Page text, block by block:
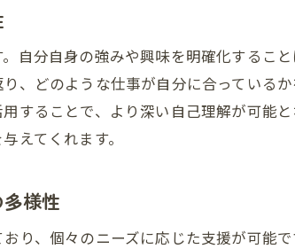
就労支援によるスキルマッチングの効果
職業訓練施設でのスキル研修の流れ
就労支援の成功事例から学ぶスキル向上法
自分に合ったスキルアップ計画の策定
業界トレンドに基づくスキル開発の重要性
就労支援で習得する実践的スキルとは
自分自身の強みや興味を明確化するこ
、どのような仕事が自分に合っている
することで、より深い自己理解が可能
えてくれます。
様性
り、個々のニーズに応じた支援が可能